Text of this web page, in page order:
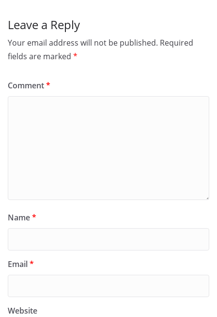
Leave a Reply
Your email address will not be published. Required
fields are marked *
Comment*
Name*
Email*
Website